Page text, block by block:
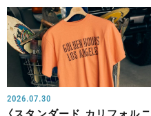
2026.07.30
〈スタンダード カリフォルニ